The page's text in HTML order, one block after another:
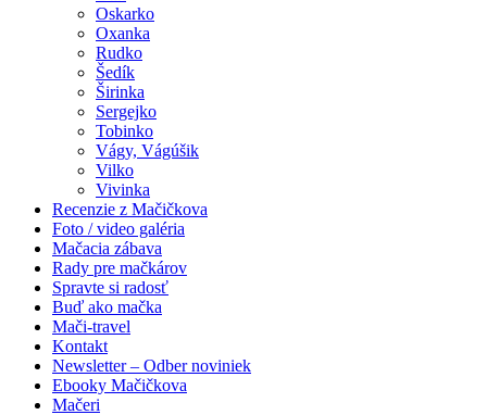
Oskarko
Oxanka
Rudko
Šedík
Širinka
Sergejko
Tobinko
Vágy, Vágúšik
Vilko
Vivinka
Recenzie z Mačičkova
Foto / video galéria
Mačacia zábava
Rady pre mačkárov
Spravte si radosť
Buď ako mačka
Mači-travel
Kontakt
Newsletter – Odber noviniek
Ebooky Mačičkova
Mačeri